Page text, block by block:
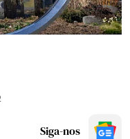
Siga-nos